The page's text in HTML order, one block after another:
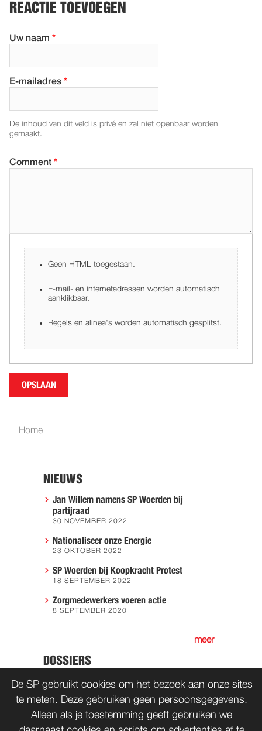
REACTIE TOEVOEGEN
Uw naam *
E-mailadres *
De inhoud van dit veld is privé en zal niet openbaar worden
gemaakt.
Comment *
Geen HTML toegestaan.
E-mail- en internetadressen worden automatisch
aanklikbaar.
Regels en alinea's worden automatisch gesplitst.
Home
NIEUWS
Jan Willem namens SP Woerden bij
partijraad
30 NOVEMBER 2022
Nationaliseer onze Energie
23 OKTOBER 2022
SP Woerden bij Koopkracht Protest
18 SEPTEMBER 2022
Zorgmedewerkers voeren actie
8 SEPTEMBER 2020
meer
DOSSIERS
Actie
De SP gebruikt cookies om het bezoek aan onze sites
te meten. Deze gebruiken geen persoonsgegevens.
Alleen als je toestemming geeft gebruiken we